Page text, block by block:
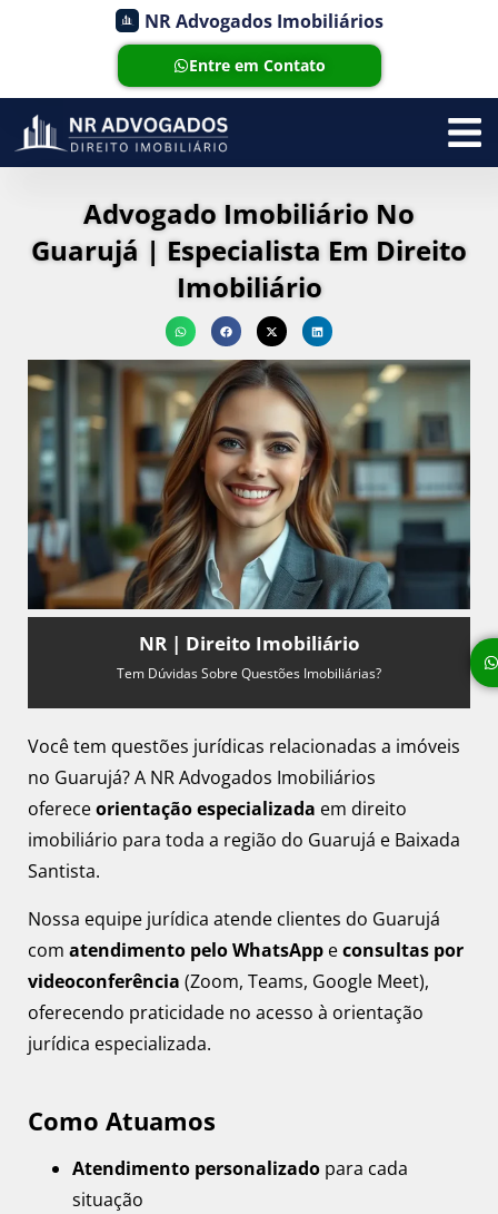
NR Advogados Imobiliários
Entre em Contato
Advogado Imobiliário No
Guarujá | Especialista Em Direito
Imobiliário
NR | Direito Imobiliário
Tem Dúvidas Sobre Questões Imobiliárias?
Você tem questões jurídicas relacionadas a imóveis
no Guarujá? A NR Advogados Imobiliários
ofereceorientação especializada em direito
imobiliário para toda a região do Guarujá e Baixada
Santista.
Nossa equipe jurídica atende clientes do Guarujá
com atendimento pelo WhatsApp econsultas por
videoconferência (Zoom, Teams, Google Meet),
oferecendo praticidade no acesso à orientação
jurídica especializada.
Como Atuamos
Atendimento personalizado para cada
situação